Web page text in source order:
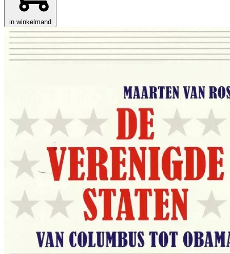
in winkelmand